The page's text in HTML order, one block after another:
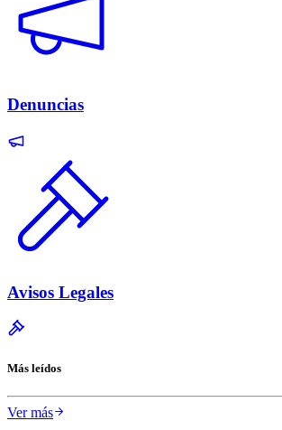
Denuncias
Avisos Legales
Más leídos
Ver más